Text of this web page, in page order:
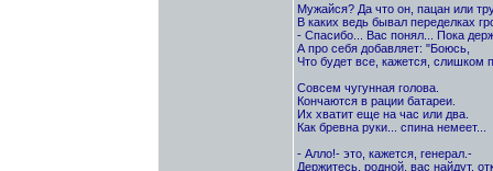
Мужайся? Да что он, пацан или
В каких ведь бывал переделках
- Спасибо... Вас понял... Пока
А про себя добавляет: "Боюсь,
Что будет все, кажется, слишком
Совсем чугунная голова.
Кончаются в рации батареи.
Их хватит еще на час или два.
Как бревна руки... спина немеет...
- Алло!- это, кажется, генерал.-
Держитесь, родной, вас найдут,